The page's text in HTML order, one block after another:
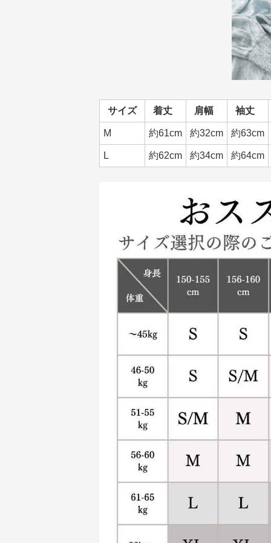
サイズ 着丈 肩幅 袖丈
M 約61cm 約32cm 約63cm
L 約62cm 約34cm 約64cm